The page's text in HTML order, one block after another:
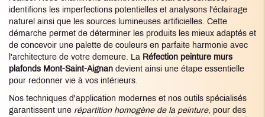
identifions les imperfections potentielles et analysons l'éclairage
naturel ainsi que les sources lumineuses artificielles. Cette
démarche permet de déterminer les produits les mieux adaptés et
de concevoir une palette de couleurs en parfaite harmonie avec
l'architecture de votre demeure. La Réfection peinture murs
plafonds Mont-Saint-Aignan devient ainsi une étape essentielle
pour redonner vie à vos intérieurs.
Nos techniques d'application modernes et nos outils spécialisés
garantissent une répartition homogène de la peinture, pour des